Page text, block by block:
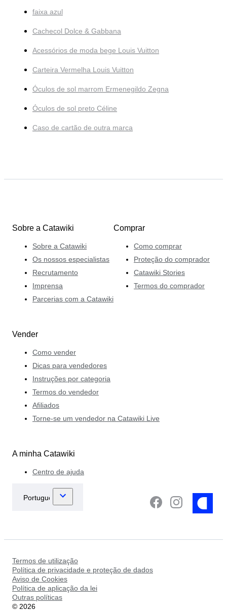
faixa azul
Cachecol Dolce & Gabbana
Acessórios de moda bege Louis Vuitton
Carteira Vermelha Louis Vuitton
Óculos de sol marrom Ermenegildo Zegna
Óculos de sol preto Céline
Caso de cartão de outra marca
Sobre a Catawiki
Sobre a Catawiki
Os nossos especialistas
Recrutamento
Imprensa
Parcerias com a Catawiki
Comprar
Como comprar
Proteção do comprador
Catawiki Stories
Termos do comprador
Vender
Como vender
Dicas para vendedores
Instruções por categoria
Termos do vendedor
Afiliados
Torne-se um vendedor na Catawiki Live
A minha Catawiki
Centro de ajuda
Termos de utilização
Política de privacidade e proteção de dados
Aviso de Cookies
Política de aplicação da lei
Outras políticas
© 2026